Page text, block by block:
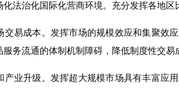
法治化国际化营商环境。充分发挥各地
成本。发挥市场的规模效应和集聚效应
务流通的体制机制障碍，降低制度性交
升级。发挥超大规模市场具有丰富应用